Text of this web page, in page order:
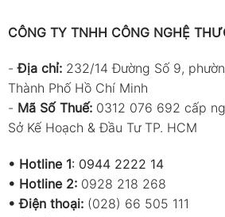
CÔNG TY TNHH CÔNG NGHỆ
-Địa chỉ: 232/14 Đường Số 9,
Thành Phố Hồ Chí Minh
- Mã Số Thuế: 0312 076 692 cấp
Sở Kế Hoạch & Đầu Tư TP. HCM
• Hotline 1: 0944 2222 14
• Hotline 2: 0928 218 268
• Điện thoại: (028) 66 505 111